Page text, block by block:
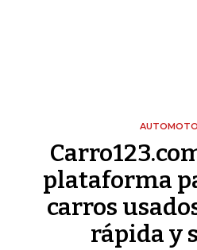
plataforma
carros
rápida y